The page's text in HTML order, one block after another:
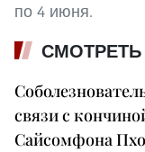
по 4 июня.
СМОТРЕТЬ
связи с
Сайсомфона